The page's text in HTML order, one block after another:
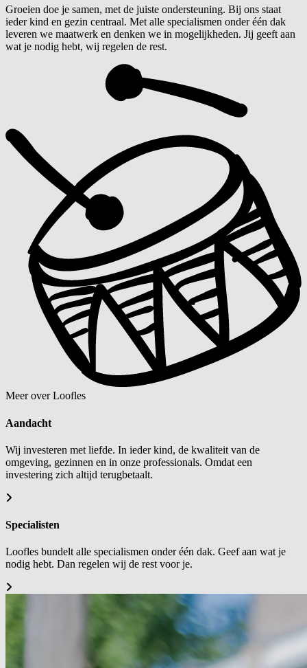
Groeien doe je samen, met de juiste ondersteuning. Bij ons staat
ieder kind en gezin centraal. Met alle specialismen onder één dak
leveren we maatwerk en denken we in mogelijkheden. Jij geeft aan
wat je nodig hebt, wij regelen de rest.
Meer over Loofles
Aandacht
Wij investeren met liefde. In ieder kind, de kwaliteit van de
omgeving, gezinnen en in onze professionals. Omdat een
investering zich altijd terugbetaalt.
Specialisten
Loofles bundelt alle specialismen onder één dak. Geef aan wat je
nodig hebt. Dan regelen wij de rest voor je.